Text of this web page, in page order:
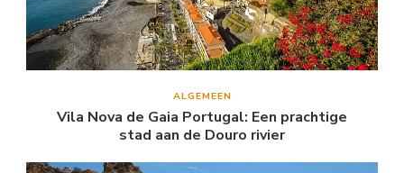
ALGEMEEN
Vila Nova de Gaia Portugal: Een prachtige
stad aan de Douro rivier